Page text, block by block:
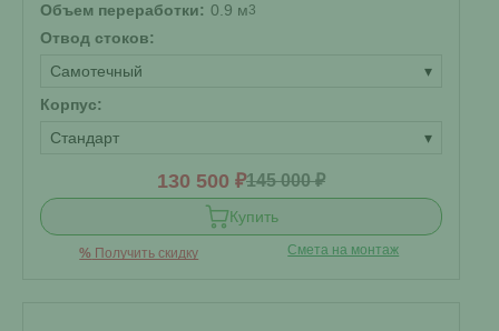
Объем переработки: 0.9 м3
Отвод стоков:
Самотечный
▾
Корпус:
Стандарт
▾
130 500 ₽145 000 ₽
Купить
% Получить скидку Смета на монтаж